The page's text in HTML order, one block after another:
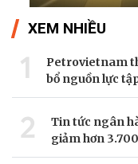
XEM NHIỀU
1
Petrovietnam
bổ nguồn lực
2
Tin tức ngân
giảm hơn